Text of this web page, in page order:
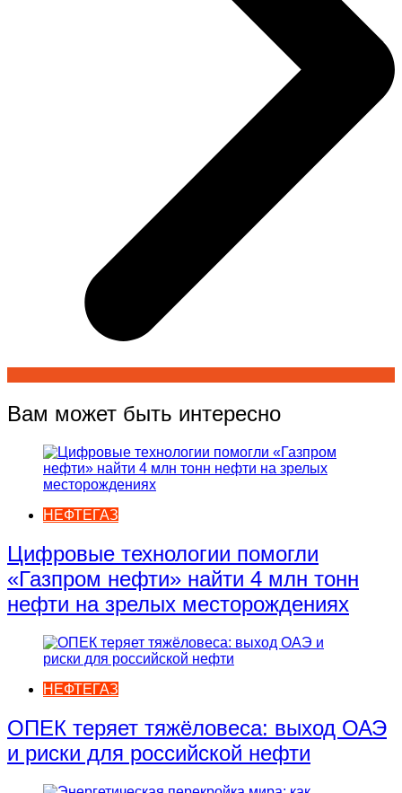
Вам может быть интересно
НЕФТЕГАЗ
Цифровые технологии помогли
«Газпром нефти» найти 4 млн тонн
нефти на зрелых месторождениях
НЕФТЕГАЗ
ОПЕК теряет тяжёловеса: выход ОАЭ
и риски для российской нефти